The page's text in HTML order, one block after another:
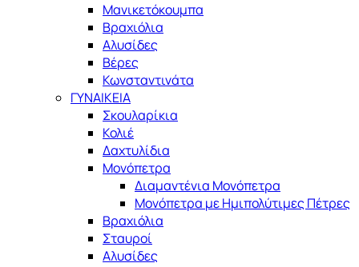
Μανικετόκουμπα
Βραχιόλια
Αλυσίδες
Βέρες
Κωνσταντινάτα
ΓΥΝΑΙΚΕΙΑ
Σκουλαρίκια
Κολιέ
Δαχτυλίδια
Μονόπετρα
Διαμαντένια Μονόπετρα
Μονόπετρα με Ημιπολύτιμες Πέτρες
Βραχιόλια
Σταυροί
Αλυσίδες